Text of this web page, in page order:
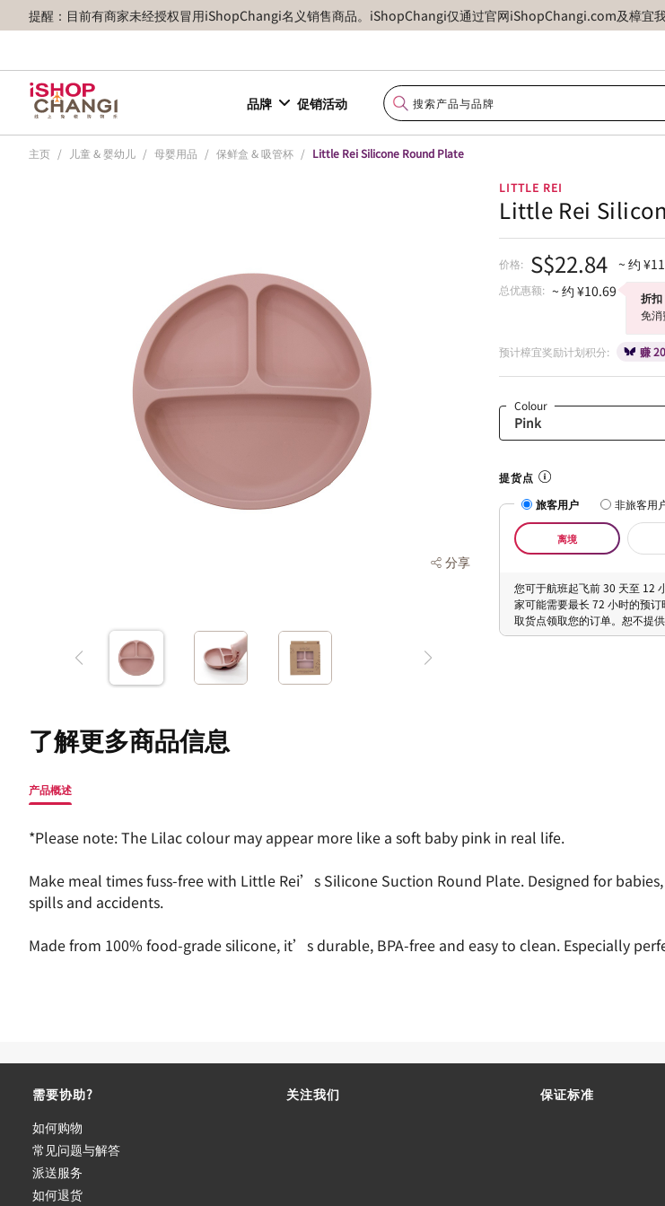
提醒：目前有商家未经授权冒用iShopChangi名义销售商品。iShopChangi仅通过官网iShopChangi.com及樟宜
品牌 促销活动
主页 / 儿童 & 婴幼儿 / 母婴用品 / 保鲜盒 & 吸管杯 / Little Rei Silicone Round Plate
分享
LITTLE REI
Little Rei
价格: S$22.84 ~ 约
总优惠额: ~ 约 ¥10.69
折扣
免消
预计樟宜奖励计划积分: 赚
Colour
提货点
旅客用户
非旅客用
离境
您可于航班起飞前 30 天至 12
家可能需要最长 72 小时的预
取货点领取您的订单。恕不提供
了解更多商品信息
产品概述
*Please note: The Lilac colour may appear more like a soft baby pink in real life.
Make meal times fuss-free with Little Rei’s Silicone Suction Round Plate. Designed for
spills and accidents.
Made from 100% food-grade silicone, it’s durable, BPA-free and easy to clean. Especially
需要协助?
如何购物
常见问题与解答
派送服务
如何退货
关注我们 保证标准